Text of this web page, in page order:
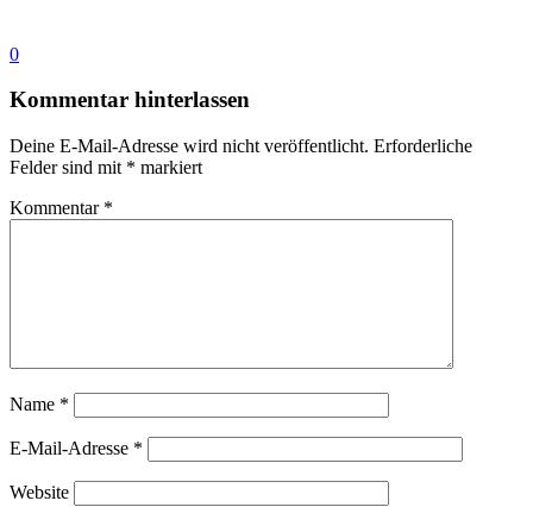
0
Kommentar hinterlassen
Deine E-Mail-Adresse wird nicht veröffentlicht. Erforderliche
Felder sind mit * markiert
Kommentar *
Name *
E-Mail-Adresse *
Website